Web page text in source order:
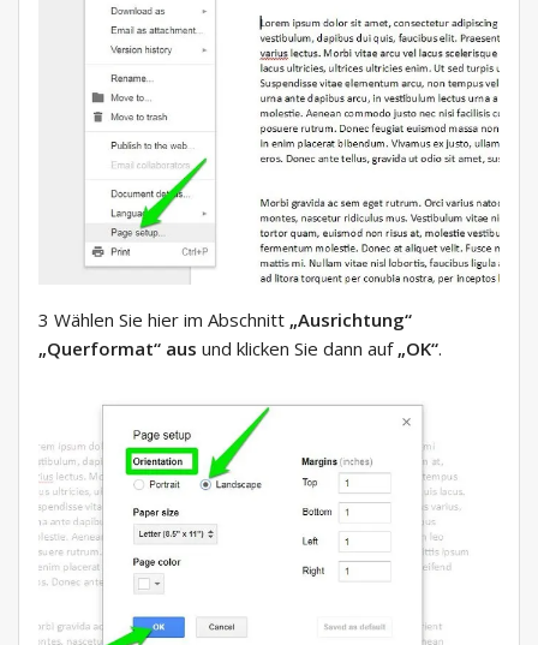
3 Wählen Sie hier im Abschnitt „Ausrichtung“
„Querformat“ aus und klicken Sie dann auf „OK“.